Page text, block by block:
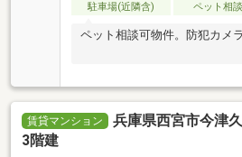
駐車場(近隣含)
ペット相
ペット相談可物件。防犯カメ
賃貸マンション
兵庫県西宮市今津
3階建